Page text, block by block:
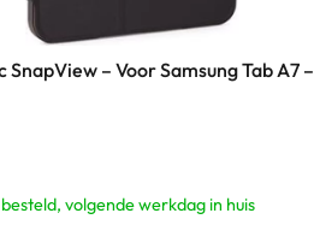
SnapView – Voor Samsung Tab A7 –
besteld, volgende werkdag in huis